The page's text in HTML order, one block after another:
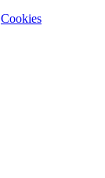
Cookies